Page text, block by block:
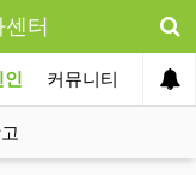
터
인 커뮤니티